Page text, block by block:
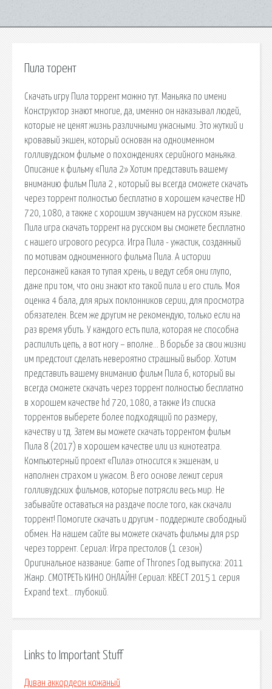
Пила торент
Скачать игру Пила торрент можно тут. Маньяка по имени
Конструктор знают многие, да, именно он наказывал людей,
которые не ценят жизнь различными ужасными. Это жуткий и
кровавый экшен, который основан на одноименном
голливудском фильме о похождениях серийного маньяка.
Описание к фильму «Пила 2» Хотим представить вашему
вниманию фильм Пила 2 , который вы всегда сможете скачать
через торрент полностью бесплатно в хорошем качестве HD
720, 1080, а также с хорошим звучанием на русском языке.
Пила игра скачать торрент на русском вы сможете бесплатно
с нашего игрового ресурса. Игра Пила - ужастик, созданный
по мотивам одноименного фильма Пила. А истории
персонажей какая то тупая хрень, и ведут себя они глупо,
даже при том, что они знают кто такой пила и его стиль. Моя
оценка 4 бала, для ярых поклонников серии, для просмотра
обязателен. Всем же другим не рекомендую, только если на
раз время убить. У каждого есть пила, которая не способна
распилить цепь, а вот ногу – вполне… В борьбе за свои жизни
им предстоит сделать невероятно страшный выбор. Хотим
представить вашему вниманию фильм Пила 6, который вы
всегда сможете скачать через торрент полностью бесплатно
в хорошем качестве hd 720, 1080, а также Из списка
торрентов выберете более подходящий по размеру,
качеству и тд. Затем вы можете скачать торрентом фильм
Пила 8 (2017) в хорошем качестве или из кинотеатра.
Компьютерный проект «Пила» относится к экшенам, и
наполнен страхом и ужасом. В его основе лежит серия
голливудских фильмов, которые потрясли весь мир. Не
забывайте оставаться на раздаче после того, как скачали
торрент! Помогите скачать и другим - поддержите свободный
обмен. На нашем сайте вы можете скачать фильмы для psp
через торрент. Сериал: Игра престолов (1 сезон)
Оригинальное название: Gаmе оf Thrоnеs Год выпуска: 2011
Жанр. СМОТРЕТЬ КИНО ОНЛАЙН! Сериал: КВЕСТ 2015 1 серия
Expand text… глубокий.
Links to Important Stuff
Диван аккордеон кожаный